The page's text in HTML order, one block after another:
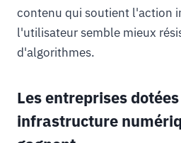
contenu qui soutient l'action
l'utilisateur semble mieux
d'algorithmes.
Les entreprises
infrastructure